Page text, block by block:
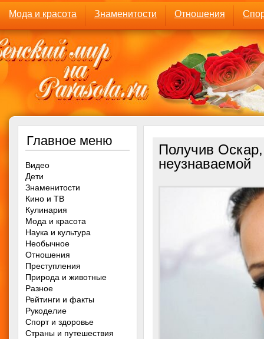
Мода и красота Знаменитости Отношения
Получив
неузнаваемой
Главное меню
Видео
Дети
Знаменитости
Кино и ТВ
Кулинария
Мода и красота
Наука и культура
Необычное
Отношения
Преступления
Природа и животные
Разное
Рейтинги и факты
Рукоделие
Спорт и здоровье
Страны и путешествия